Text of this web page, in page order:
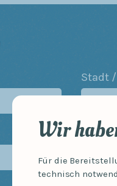
Stadt
Wir
Für die
technisch